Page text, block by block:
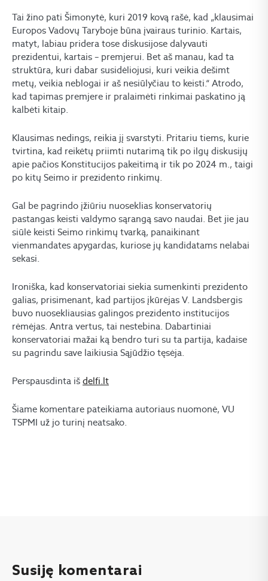
Tai žino pati Šimonytė, kuri 2019 kovą rašė, kad „klausimai
Europos Vadovų Taryboje būna įvairaus turinio. Kartais,
matyt, labiau pridera tose diskusijose dalyvauti
prezidentui, kartais – premjerui. Bet aš manau, kad ta
struktūra, kuri dabar susidėliojusi, kuri veikia dešimt
metų, veikia neblogai ir aš nesiūlyčiau to keisti.“ Atrodo,
kad tapimas premjere ir pralaimėti rinkimai paskatino ją
kalbėti kitaip.
Klausimas nedings, reikia jį svarstyti. Pritariu tiems, kurie
tvirtina, kad reikėtų priimti nutarimą tik po ilgų diskusijų
apie pačios Konstitucijos pakeitimą ir tik po 2024 m., taigi
po kitų Seimo ir prezidento rinkimų.
Gal be pagrindo įžiūriu nuoseklias konservatorių
pastangas keisti valdymo sąrangą savo naudai. Bet jie jau
siūlė keisti Seimo rinkimų tvarką, panaikinant
vienmandates apygardas, kuriose jų kandidatams nelabai
sekasi.
Ironiška, kad konservatoriai siekia sumenkinti prezidento
galias, prisimenant, kad partijos įkūrėjas V. Landsbergis
buvo nuosekliausias galingos prezidento institucijos
rėmėjas. Antra vertus, tai nestebina. Dabartiniai
konservatoriai mažai ką bendro turi su ta partija, kadaise
su pagrindu save laikiusia Sąjūdžio tęsėja.
Perspausdinta iš delfi.lt
Šiame komentare pateikiama autoriaus nuomonė, VU
TSPMI už jo turinį neatsako.
Susiję komentarai